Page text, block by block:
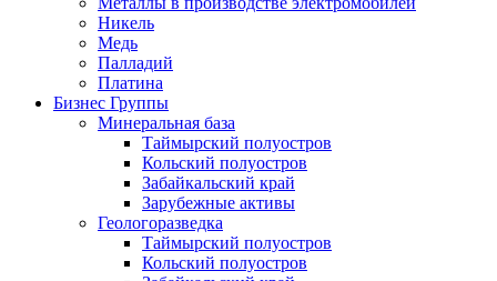
Никель
Медь
Палладий
Платина
Бизнес Группы
Минеральная база
Таймырский полуостров
Кольский полуостров
Забайкальский край
Зарубежные активы
Геологоразведка
Таймырский полуостров
Кольский полуостров